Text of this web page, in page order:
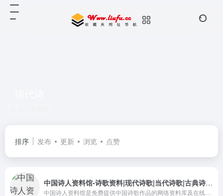
排序 发布 更新 浏览 点赞
中国诗人资料馆-诗歌资料|现代诗歌|当代诗歌|古典诗歌|诗词|唐诗|宋词|外国诗歌